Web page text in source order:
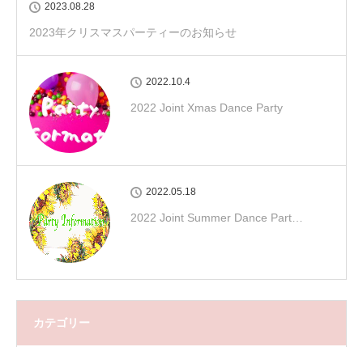
2023.08.28
2023年クリスマスパーティーのお知らせ
2022.10.4
2022 Joint Xmas Dance Party
2022.05.18
2022 Joint Summer Dance Part…
カテゴリー